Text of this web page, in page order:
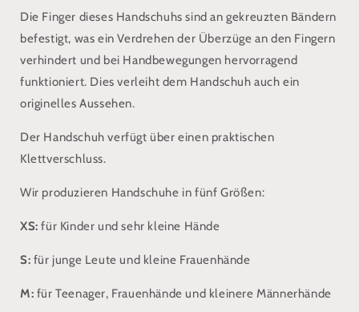
Die Finger dieses Handschuhs sind an gekreuzten Bändern
befestigt, was ein Verdrehen der Überzüge an den Fingern
verhindert und bei Handbewegungen hervorragend
funktioniert. Dies verleiht dem Handschuh auch ein
originelles Aussehen.
Der Handschuh verfügt über einen praktischen
Klettverschluss.
Wir produzieren Handschuhe in fünf Größen:
XS: für Kinder und sehr kleine Hände
S: für junge Leute und kleine Frauenhände
M: für Teenager, Frauenhände und kleinere Männerhände